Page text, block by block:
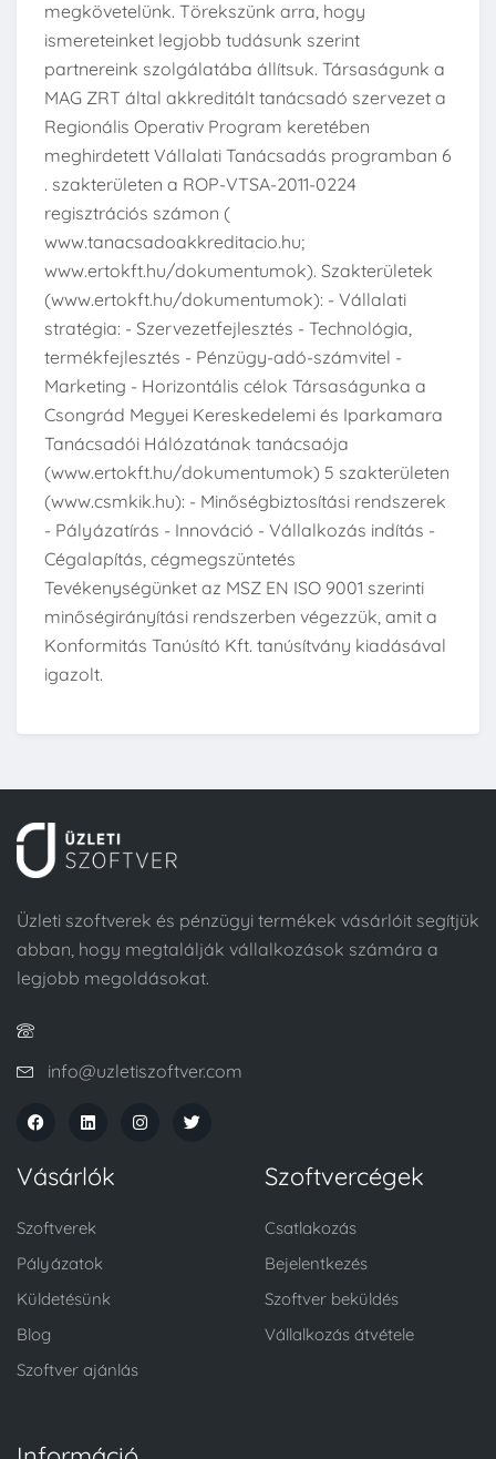
megkövetelünk. Törekszünk arra, hogy
ismereteinket legjobb tudásunk szerint
partnereink szolgálatába állítsuk. Társaságunk a
MAG ZRT által akkreditált tanácsadó szervezet a
Regionális Operativ Program keretében
meghirdetett Vállalati Tanácsadás programban 6
. szakterületen a ROP-VTSA-2011-0224
regisztrációs számon (
www.tanacsadoakkreditacio.hu;
www.ertokft.hu/dokumentumok). Szakterületek
(www.ertokft.hu/dokumentumok): - Vállalati
stratégia: - Szervezetfejlesztés - Technológia,
termékfejlesztés - Pénzügy-adó-számvitel -
Marketing - Horizontális célok Társaságunka a
Csongrád Megyei Kereskedelemi és Iparkamara
Tanácsadói Hálózatának tanácsaója
(www.ertokft.hu/dokumentumok) 5 szakterületen
(www.csmkik.hu): - Minőségbiztosítási rendszerek
- Pályázatírás - Innováció - Vállalkozás indítás -
Cégalapítás, cégmegszüntetés
Tevékenységünket az MSZ EN ISO 9001 szerinti
minőségirányítási rendszerben végezzük, amit a
Konformitás Tanúsító Kft. tanúsítvány kiadásával
igazolt.
Üzleti szoftverek és pénzügyi termékek vásárlóit segítjük
abban, hogy megtalálják vállalkozások számára a
legjobb megoldásokat.
info@uzletiszoftver.com
Vásárlók
Szoftverek
Pályázatok
Küldetésünk
Blog
Szoftver ajánlás
Szoftvercégek
Csatlakozás
Bejelentkezés
Szoftver beküldés
Vállalkozás átvétele